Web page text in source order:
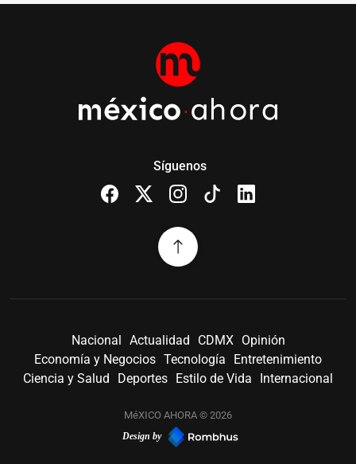
Síguenos
Nacional Actualidad CDMX
Opinión
Economía y Negocios Tecnología
Entretenimiento
Ciencia y Salud
Deportes Estilo de Vida Internacional
MéXICO AHORA © 2026
Design by